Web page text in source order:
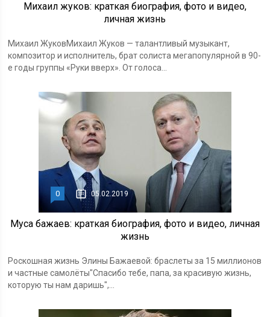
Михаил жуков: краткая биография, фото и видео,
личная жизнь
Михаил ЖуковМихаил Жуков — талантливый музыкант,
композитор и исполнитель, брат солиста мегапопулярной в 90-
е годы группы «Руки вверх». От голоса...
0 05.02.2019
Муса бажаев: краткая биография, фото и видео, личная
жизнь
Роскошная жизнь Элины Бажаевой: браслеты за 15 миллионов
и частные самолёты"Спасибо тебе, папа, за красивую жизнь,
которую ты нам даришь",...